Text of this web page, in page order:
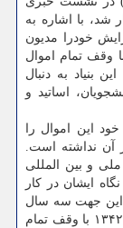
برگزار شد، با اشاره به
خودرا مدیون
به ۶۰سال پیش با وقف تمام اموال
بنیاد به دنبال
اساتید و
این اموال را
آن نداشته است.
در سطح ملی و بین المللی
ایشان در کار
این جهت سه سال
بر روی اساسنامه بنیاد البرز کار کرد و در اسفند ۱۳۴۲ با وقف تمام